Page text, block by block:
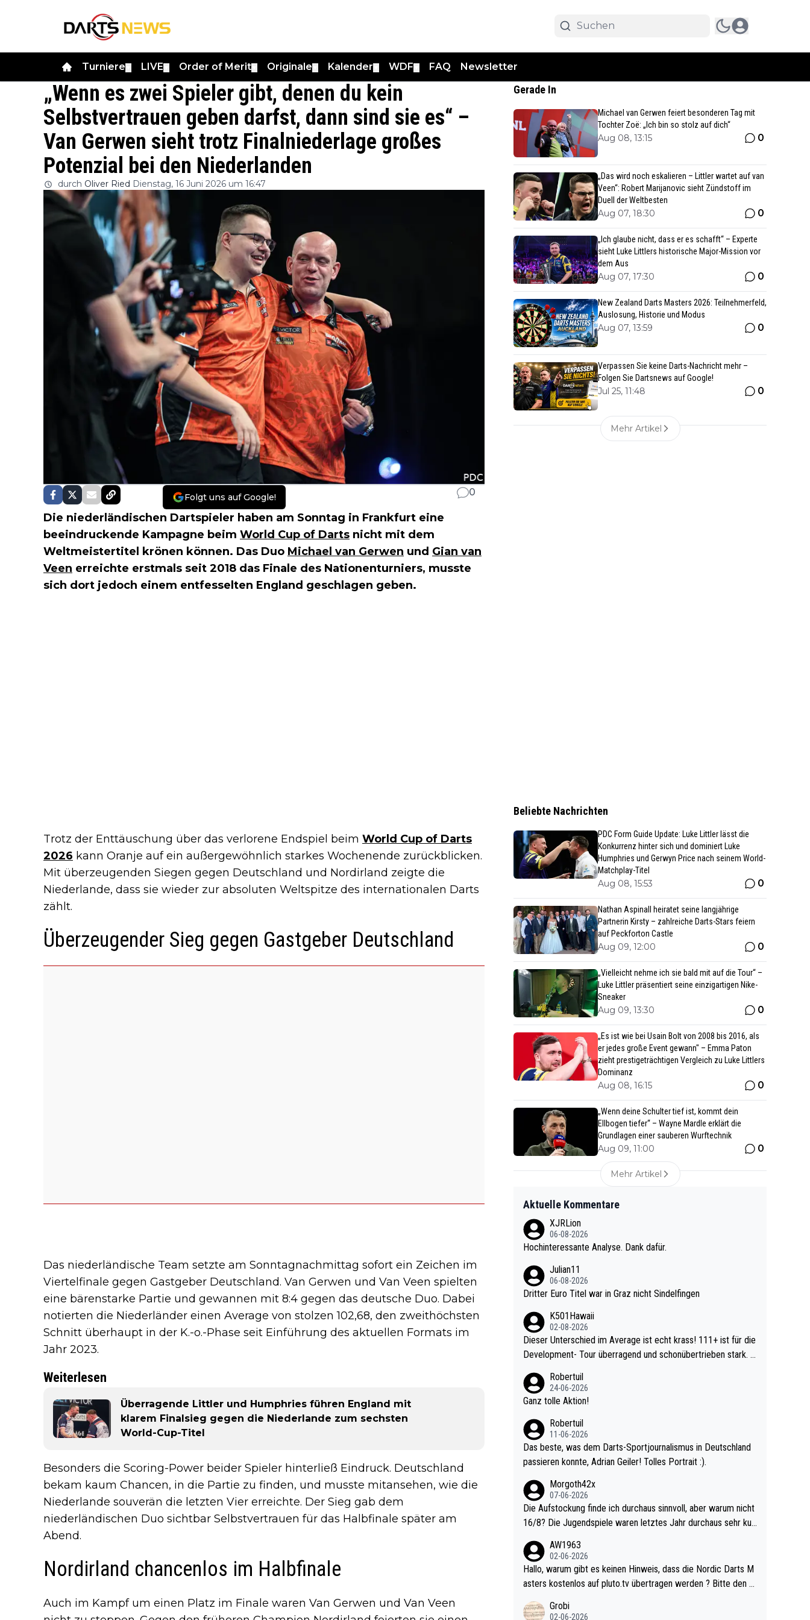
Turniere LIVE Order of Merit Originale Kalender WDF FAQ Newsletter
„Wenn es zwei Spieler gibt, denen du kein
Selbstvertrauen geben darfst, dann sind sie es“ –
Van Gerwen sieht trotz Finalniederlage großes
Potenzial bei den Niederlanden
durch Oliver Ried Dienstag, 16 Juni 2026 um 16:47
Folgt uns auf Google! 0
Die niederländischen Dartspieler haben am Sonntag in Frankfurt eine
beeindruckende Kampagne beim World Cup of Darts nicht mit dem
Weltmeistertitel krönen können. Das Duo Michael van Gerwen und Gian van
Veen erreichte erstmals seit 2018 das Finale des Nationenturniers, musste
sich dort jedoch einem entfesselten England geschlagen geben.
Trotz der Enttäuschung über das verlorene Endspiel beim World Cup of Darts
2026 kann Oranje auf ein außergewöhnlich starkes Wochenende zurückblicken.
Mit überzeugenden Siegen gegen Deutschland und Nordirland zeigte die
Niederlande, dass sie wieder zur absoluten Weltspitze des internationalen Darts
zählt.
Überzeugender Sieg gegen Gastgeber Deutschland
Das niederländische Team setzte am Sonntagnachmittag sofort ein Zeichen im
Viertelfinale gegen Gastgeber Deutschland. Van Gerwen und Van Veen spielten
eine bärenstarke Partie und gewannen mit 8:4 gegen das deutsche Duo. Dabei
notierten die Niederländer einen Average von stolzen 102,68, den zweithöchsten
Schnitt überhaupt in der K.-o.-Phase seit Einführung des aktuellen Formats im
Jahr 2023.
Weiterlesen
Überragende Littler und Humphries führen England mit
klarem Finalsieg gegen die Niederlande zum sechsten
World-Cup-Titel
Besonders die Scoring-Power beider Spieler hinterließ Eindruck. Deutschland
bekam kaum Chancen, in die Partie zu finden, und musste mitansehen, wie die
Niederlande souverän die letzten Vier erreichte. Der Sieg gab dem
niederländischen Duo sichtbar Selbstvertrauen für das Halbfinale später am
Abend.
Nordirland chancenlos im Halbfinale
Auch im Kampf um einen Platz im Finale waren Van Gerwen und Van Veen
Gerade In
Michael van Gerwen feiert besonderen Tag mit
Tochter Zoë: „Ich bin so stolz auf dich“
Aug 08, 13:15 0
„Das wird noch eskalieren – Littler wartet auf van
Veen“: Robert Marijanovic sieht Zündstoff im
Duell der Weltbesten
Aug 07, 18:30 0
„Ich glaube nicht, dass er es schafft“ – Experte
sieht Luke Littlers historische Major-Mission vor
dem Aus
Aug 07, 17:30 0
New Zealand Darts Masters 2026: Teilnehmerfeld,
Auslosung, Historie und Modus
Aug 07, 13:59 0
Verpassen Sie keine Darts-Nachricht mehr –
Folgen Sie Dartsnews auf Google!
Jul 25, 11:48 0
Mehr Artikel
Beliebte Nachrichten
PDC Form Guide Update: Luke Littler lässt die
Konkurrenz hinter sich und dominiert Luke
Humphries und Gerwyn Price nach seinem World-
Matchplay-Titel
Aug 08, 15:53 0
Nathan Aspinall heiratet seine langjährige
Partnerin Kirsty – zahlreiche Darts-Stars feiern
auf Peckforton Castle
Aug 09, 12:00 0
„Vielleicht nehme ich sie bald mit auf die Tour“ –
Luke Littler präsentiert seine einzigartigen Nike-
Sneaker
Aug 09, 13:30 0
„Es ist wie bei Usain Bolt von 2008 bis 2016, als
er jedes große Event gewann" – Emma Paton
zieht prestigeträchtigen Vergleich zu Luke Littlers
Dominanz
Aug 08, 16:15 0
„Wenn deine Schulter tief ist, kommt dein
Ellbogen tiefer“ – Wayne Mardle erklärt die
Grundlagen einer sauberen Wurftechnik
Aug 09, 11:00 0
Mehr Artikel
Aktuelle Kommentare
XJRLion
06-08-2026
Hochinteressante Analyse. Dank dafür.
Julian11
06-08-2026
Dritter Euro Titel war in Graz nicht Sindelfingen
K501Hawaii
02-08-2026
Dieser Unterschied im Average ist echt krass! 111+ ist für die
Development- Tour überragend und schonübertrieben stark. U
e mal 40+ erst recht. Da gewinnst keinen Blumentopf - ist ja n
och krasser wie ein Pokalspiel eines Kreisligisten vs einem Bu
Robertuil
24-06-2026
Ganz tolle Aktion!
Robertuil
11-06-2026
Das beste, was dem Darts-Sportjournalismus in Deutschland
passieren konnte, Adrian Geiler! Tolles Portrait :).
Morgoth42x
07-06-2026
Die Aufstockung finde ich durchaus sinnvoll, aber warum nicht
16/8? Die Jugendspiele waren letztes Jahr durchaus sehr kur
l. Allerdings ist Mitchell Lawrie als Nummer 1 der Welt eh quali
fiziert. Somit ändert die automatische Qualifikation des Weltm
eisters erstmal nichts. Ich denke sie wollen damit für nächste
d wohl wenig WDF Turniere spielen. Dies war bei Archie Self l
AW1963
02-06-2026
Hallo, warum gibt es keinen Hinweis, dass die Nordic Darts M
asters kostenlos auf pluto.tv übertragen werden ? Bitte den A
Grobi
02-06-2026